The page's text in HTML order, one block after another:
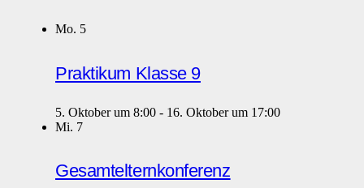
Mo. 5
Praktikum Klasse 9
5. Oktober um 8:00 - 16. Oktober um 17:00
Mi. 7
Gesamtelternkonferenz